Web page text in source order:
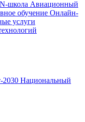
школа Авиационный
обучение Онлайн-
услуги
2030 Национальный